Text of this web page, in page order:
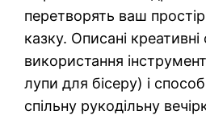
перетворять ваш
казку. Описані
використання
лупи для бісеру) і
спільну рукодільну